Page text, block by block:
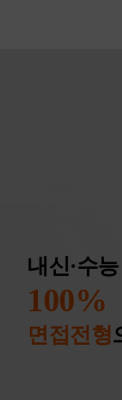
내신·수능
100%
면접전형